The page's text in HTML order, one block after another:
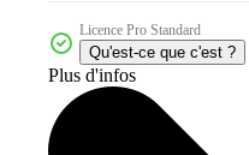
Licence Pro Standard
Qu'est-ce que c'est ?
Plus d'infos